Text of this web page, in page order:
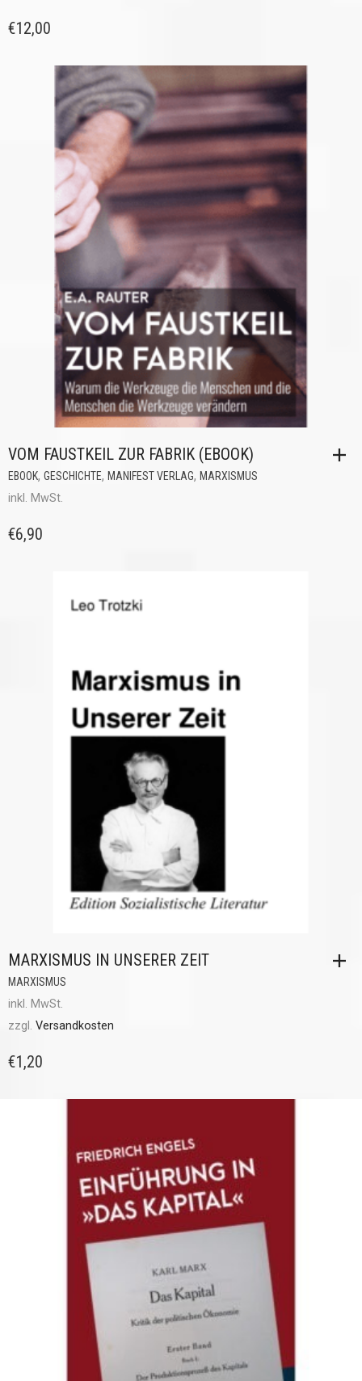
€12,00
VOM FAUSTKEIL ZUR FABRIK (EBOOK)
EBOOK, GESCHICHTE, MANIFEST VERLAG, MARXISMUS
inkl. MwSt.
€6,90
MARXISMUS IN UNSERER ZEIT
MARXISMUS
inkl. MwSt.
zzgl. Versandkosten
€1,20